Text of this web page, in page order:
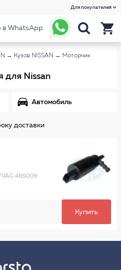
Для покупателей
в WhatsApp
→ Кузов NISSAN → Моторчик
для Nissan
Автомобиль
доставки
465009
Купить